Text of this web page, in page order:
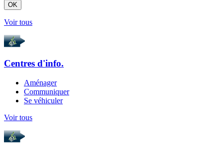
OK
Voir tous
Centres d'info.
Aménager
Communiquer
Se véhiculer
Voir tous